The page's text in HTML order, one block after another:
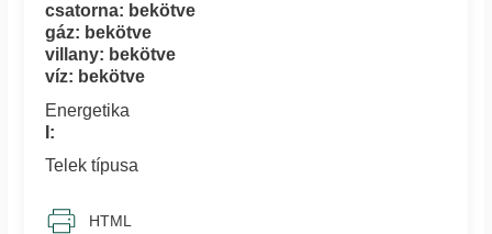
csatorna: bekötve
gáz: bekötve
villany: bekötve
víz: bekötve
Energetika
I:
Telek típusa
HTML